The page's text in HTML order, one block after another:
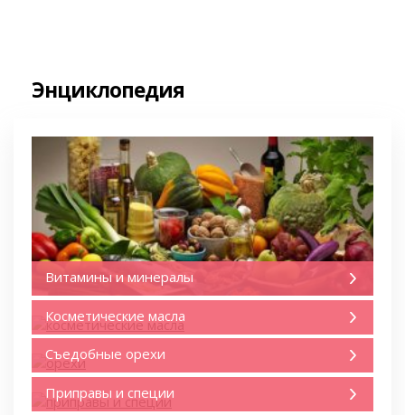
Энциклопедия
Витамины и минералы
Косметические масла
Съедобные орехи
Приправы и специи